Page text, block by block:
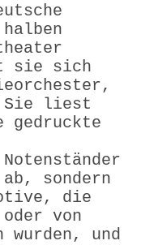
sie sich
Sie liest
gedruckte
sondern
die
von
wurden, und